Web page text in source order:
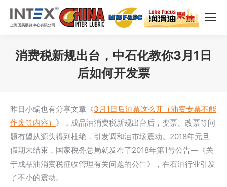
消费税新规出台，中石化教你3月1日
后如何开发票
昨日小编也有分享文章《3月1日后油票这么开（油费专票不能
作废等内容） 》，成品油消费税新规出台后，变票、改票等问
题有望从源头得到杜绝，引发调和油市场震动。2018年元旦
假期未结束，国家税务总局就发布了2018年第1号公告—《关
于成品油消费税征收管理有关问题的公告》，在石油行业引发
了不小的震动。